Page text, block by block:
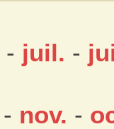
- juil. -
- nov. -